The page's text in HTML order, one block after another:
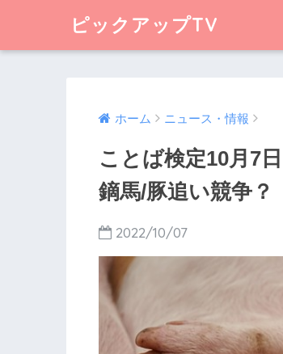
ピックアップTV
ホーム ニュース・情報
ことば検定10月7
鏑馬/豚追い競争？
2022/10/07